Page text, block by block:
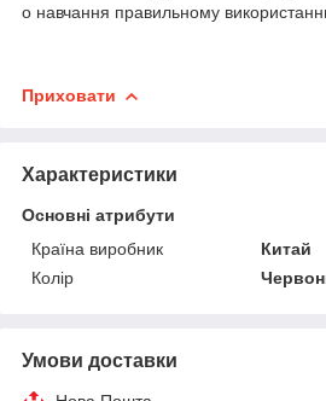
о навчання правильному
Приховати
Характеристики
Основні атрибути
Країна виробник
Китай
Колір
Умови доставки